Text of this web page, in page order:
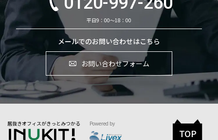
平日9：00～18：00
メールでのお問い合わせはこちら
お問い合わせフォーム
居抜きオフィスがきっとみつかる Powered by
TOP